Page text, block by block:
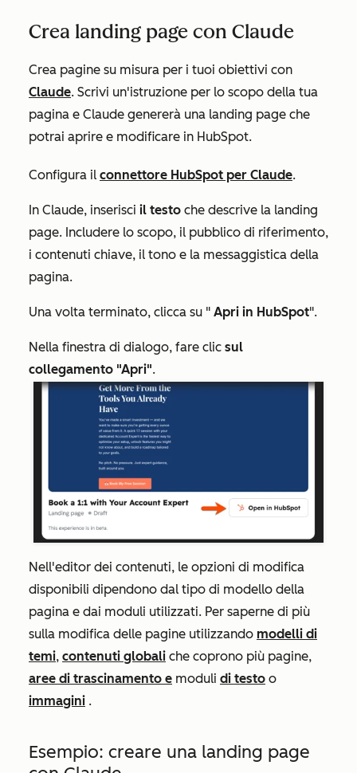
Crea landing page con Claude
Crea pagine su misura per i tuoi obiettivi con
Claude. Scrivi un'istruzione per lo scopo della tua
pagina e Claude genererà una landing page che
potrai aprire e modificare in HubSpot.
Configura il connettore HubSpot per Claude.
In Claude, inserisci il testo che descrive la landing
page. Includere lo scopo, il pubblico di riferimento,
i contenuti chiave, il tono e la messaggistica della
pagina.
Una volta terminato, clicca su " Apri in HubSpot".
Nella finestra di dialogo, fare clic sul
collegamento "Apri".
Nell'editor dei contenuti, le opzioni di modifica
disponibili dipendono dal tipo di modello della
pagina e dai moduli utilizzati. Per saperne di più
sulla modifica delle pagine utilizzando modelli di
temi, contenuti globali che coprono più pagine,
aree di trascinamento e moduli di testo o
immagini .
Esempio: creare una landing page